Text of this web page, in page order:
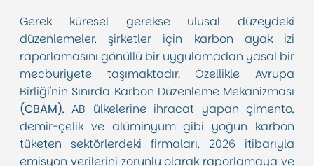
Gerek küresel gerekse ulusal düzeydeki
düzenlemeler, şirketler için karbon ayak izi
raporlamasını gönüllü bir uygulamadan yasal bir
mecburiyete taşımaktadır. Özellikle Avrupa
Birliği'nin Sınırda Karbon Düzenleme Mekanizması
(CBAM), AB ülkelerine ihracat yapan çimento,
demir-çelik ve alüminyum gibi yoğun karbon
tüketen sektörlerdeki firmaları, 2026 itibarıyla
emisyon verilerini zorunlu olarak raporlamaya ve